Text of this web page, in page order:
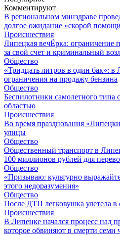
Комментируют
В региональном минздраве
долгое ожидание «скорой
Происшествия
Липецкая вечЁрка: ограничение
за свой счет и криминальный
Общество
«Тридцать литров в один бак»: в
ограничения на продажу бензина
Общество
Беспилотники самолетного типа
областью
Происшествия
Во время празднования
улицы
Общество
Общественный транспорт в
100 миллионов рублей для
Общество
«Призываю: культурно
этого недоразумения»
Общество
После ДТП легковушка улетела в
Происшествия
В Липецке начался процесс над
которое обвиняют в смерти семи